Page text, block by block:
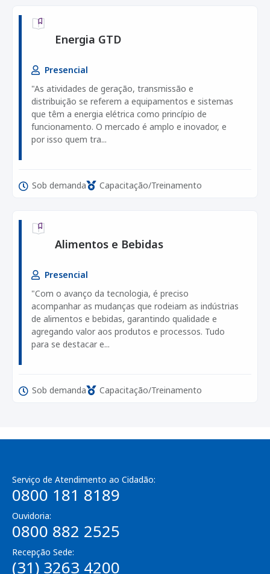
Energia GTD
Presencial
"As atividades de geração, transmissão e
distribuição se referem a equipamentos e sistemas
que têm a energia elétrica como princípio de
funcionamento. O mercado é amplo e inovador, e
por isso quem tra...
Sob demanda Capacitação/Treinamento
Alimentos e Bebidas
Presencial
"Com o avanço da tecnologia, é preciso
acompanhar as mudanças que rodeiam as indústrias
de alimentos e bebidas, garantindo qualidade e
agregando valor aos produtos e processos. Tudo
para se destacar e...
Sob demanda Capacitação/Treinamento
Serviço de Atendimento ao Cidadão:
0800 181 8189
Ouvidoria:
0800 882 2525
Recepção Sede:
(31) 3263 4200